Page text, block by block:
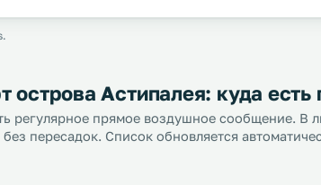
острова Астипалея: куда
регулярное прямое воздушное сообщение. В
пересадок. Список обновляется